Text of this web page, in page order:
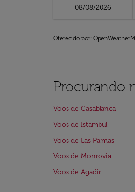
08/08/2026
Oferecido por:
Procurando
Voos de Casablanca
Voos de Istambul
Voos de Las Palmas
Voos de Monrovia
Voos de Agadir